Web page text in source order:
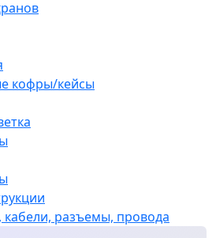
кофры/кейсы
разъемы, провода